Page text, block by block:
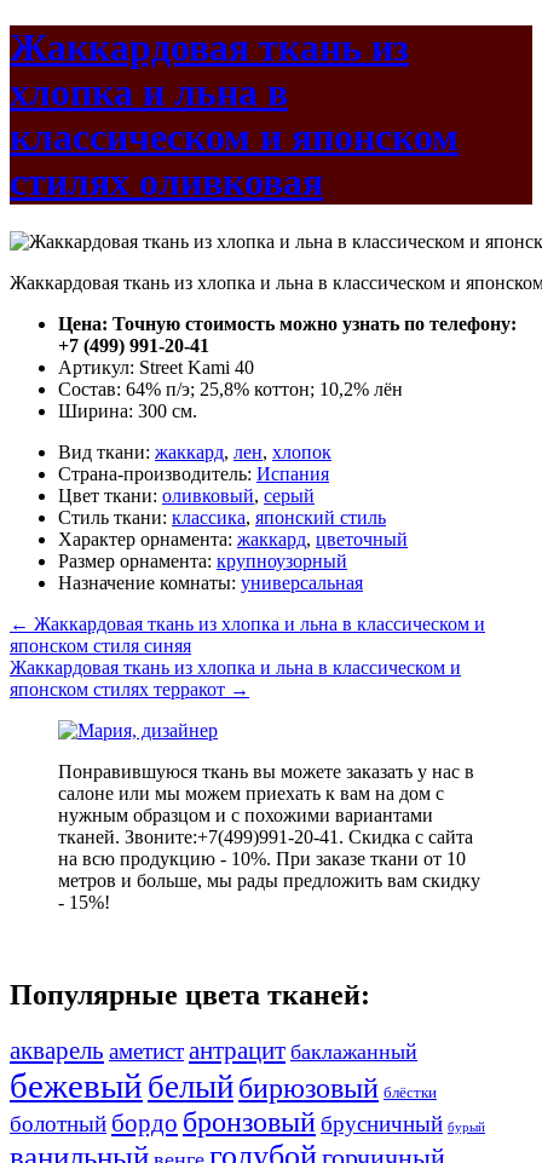
Жаккардовая ткань из
хлопка и льна в
классическом и японском
стилях оливковая
Жаккардовая ткань из хлопка и льна в классическом и
Цена: Точную стоимость можно узнать по телефону:
+7 (499) 991-20-41
Артикул: Street Kami 40
Состав: 64% п/э; 25,8% коттон; 10,2% лён
Ширина: 300 см.
Вид ткани: жаккард, лен, хлопок
Страна-производитель: Испания
Цвет ткани: оливковый, серый
Стиль ткани: классика, японский стиль
Характер орнамента: жаккард, цветочный
Размер орнамента: крупноузорный
Назначение комнаты: универсальная
← Жаккардовая ткань из хлопка и льна в классическом и
японском стиля синяя
Жаккардовая ткань из хлопка и льна в классическом и
японском стилях терракот →
Понравившуюся ткань вы можете заказать у нас в
салоне или мы можем приехать к вам на дом с
нужным образцом и с похожими вариантами
тканей. Звоните:+7(499)991-20-41. Скидка с сайта
на всю продукцию - 10%. При заказе ткани от 10
метров и больше, мы рады предложить вам скидку
- 15%!
Популярные цвета тканей:
акварель аметистантрацит баклажанный
бежевый белыйбирюзовый блёстки
болотный бордо бронзовыйбрусничный бурый
ванильный голубой